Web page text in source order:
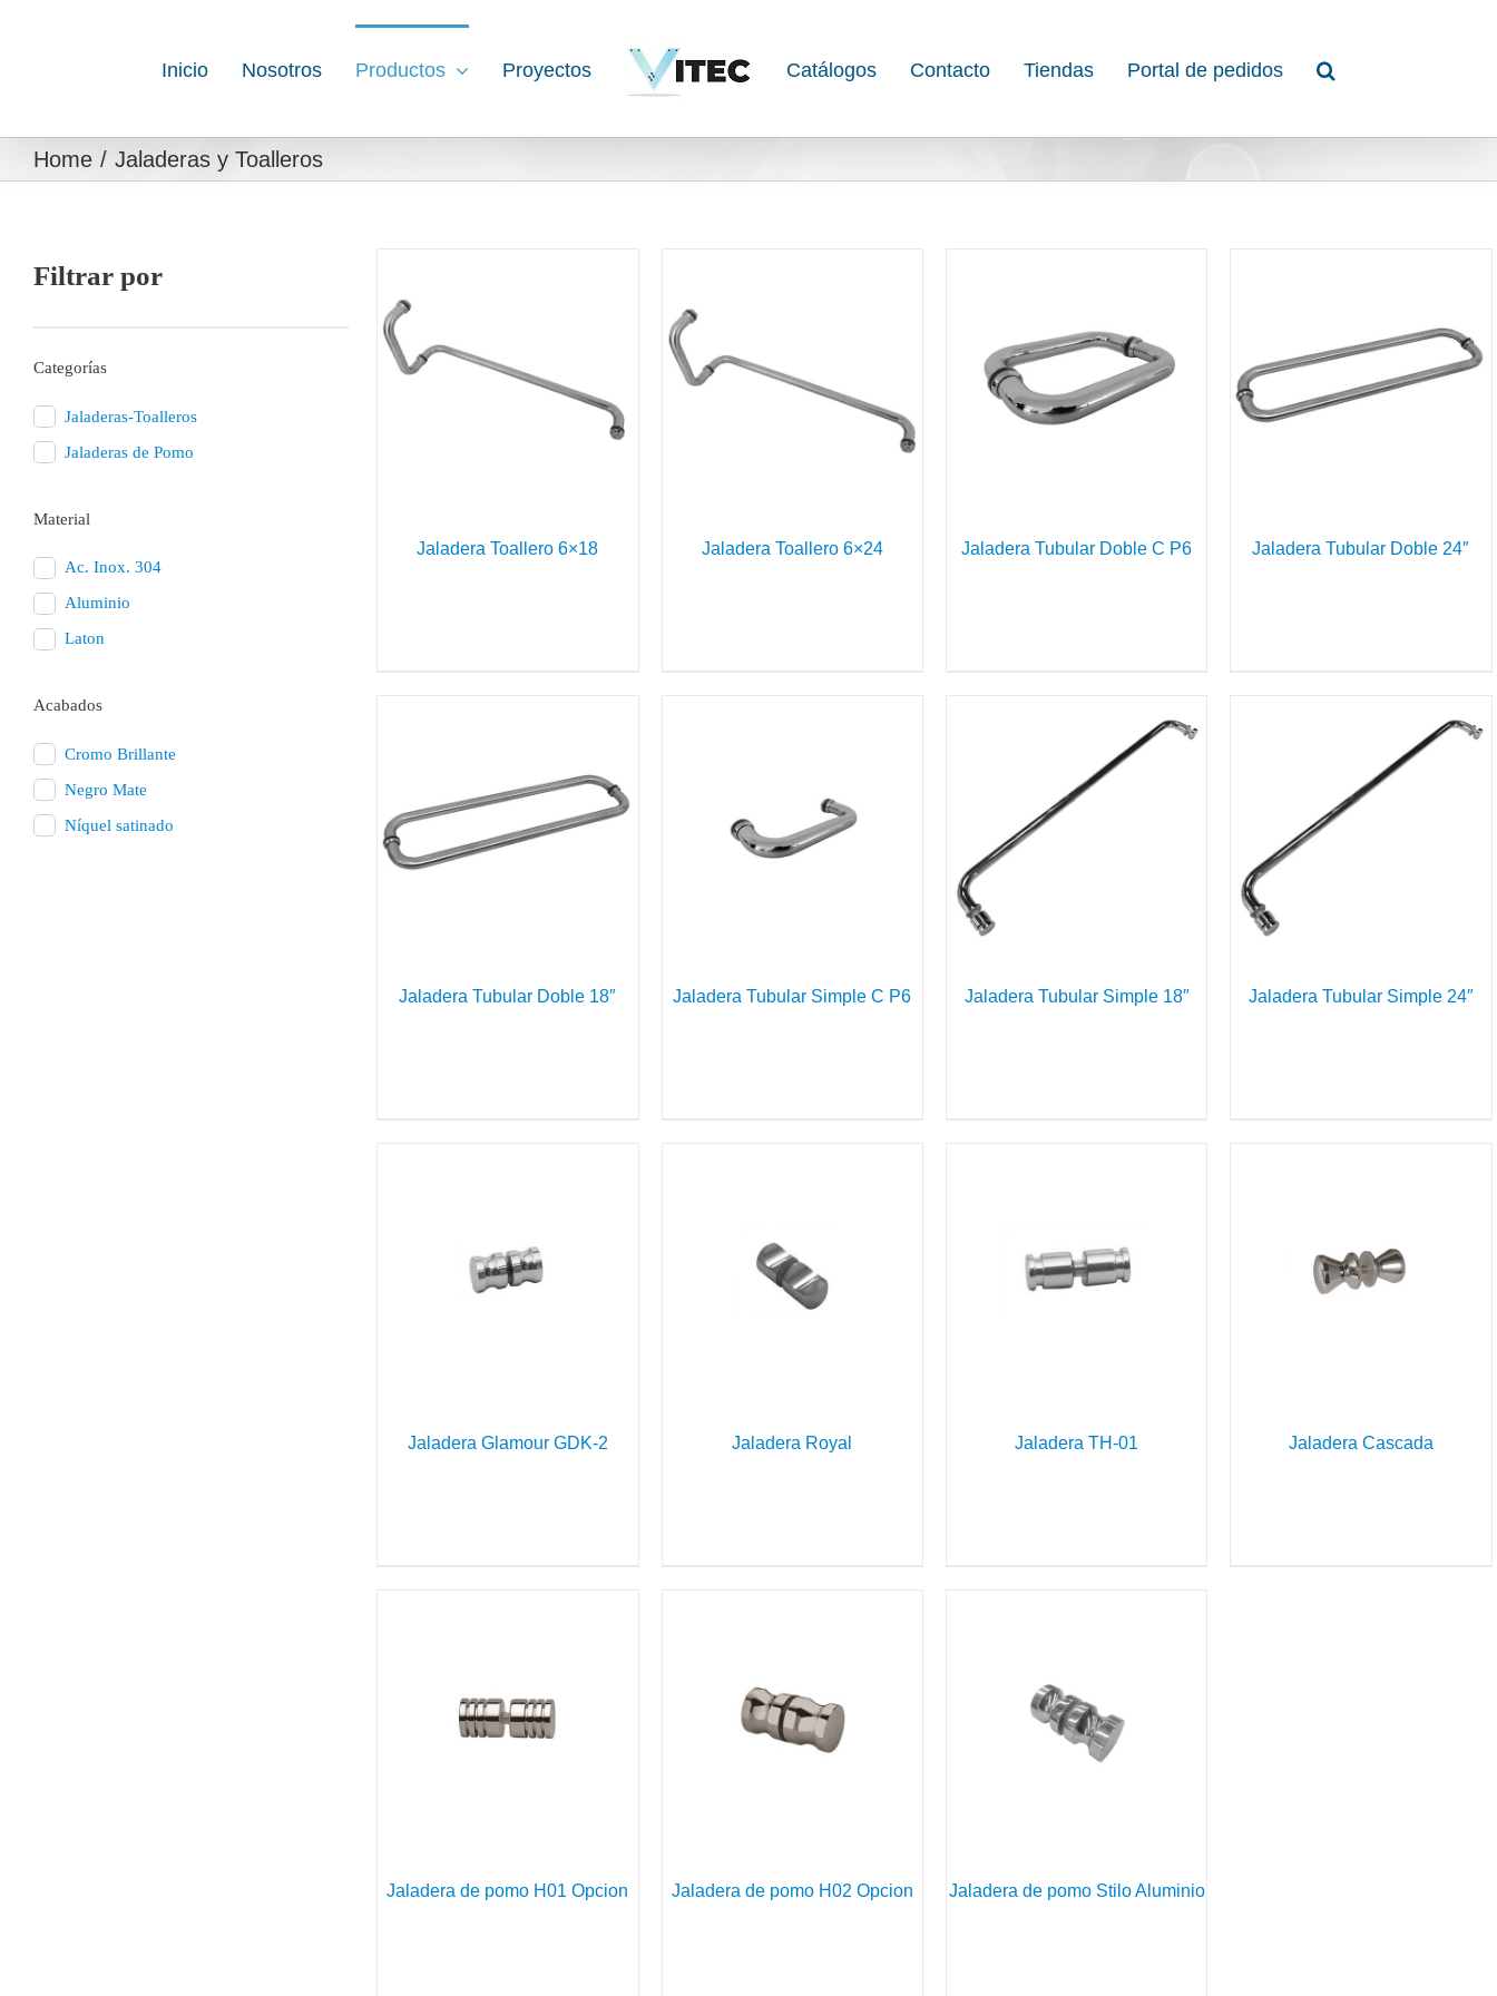
Inicio Nosotros Productos Proyectos Catálogos Contacto Tiendas Portal de pedidos
Home Jaladeras y Toalleros
Filtrar por
Categorías
Jaladeras-Toalleros
Jaladeras de Pomo
Material
Ac. Inox. 304
Aluminio
Laton
Acabados
Cromo Brillante
Negro Mate
Níquel satinado
Jaladera Toallero 6×18
DETAILS
Jaladera Toallero 6×24
DETAILS
Jaladera Tubular Doble C P6
DETAILS
Jaladera Tubular Doble 24″
Jaladera Tubular Doble 18″
DETAILS
Jaladera Tubular Simple C P6
DETAILS
Jaladera Tubular Simple 18″ Jaladera Tubular Simple 24″
Jaladera Glamour GDK-2
DETAILS
Jaladera Royal
DETAILS
Jaladera TH-01
DETAILS
Jaladera Cascada
Jaladera de pomo H01 Opcion
DETAILS
Jaladera de pomo H02 Opcion
DETAILS
Jaladera de pomo Stilo Aluminio